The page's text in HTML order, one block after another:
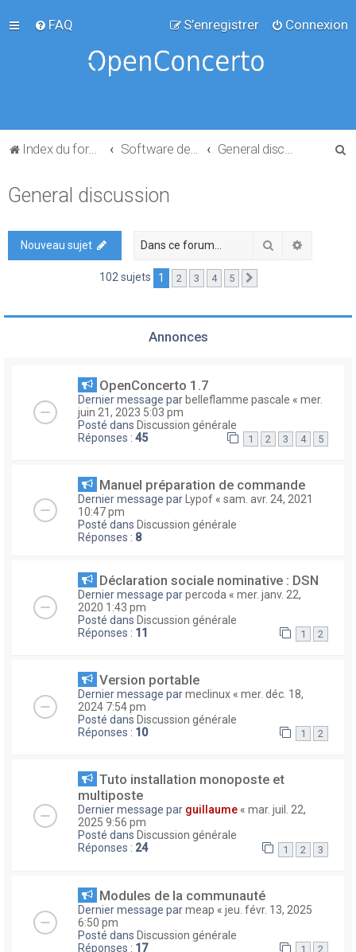
FAQ Connexion
S’enregistrer
Index du forum
General discussion
Nouveau sujet Rechercher
102 sujets 1 2 3 4 5
Annonces
OpenConcerto 1.7
Dernier message par belleflamme pascale « mer.
juin 21, 2023 5:03 pm
Posté dans Discussion générale
Réponses : 45 1 2 3 4 5
Manuel préparation de commande
Dernier message par Lypof « sam. avr. 24, 2021
10:47 pm
Posté dans Discussion générale
Réponses : 8
Déclaration sociale nominative : DSN
Dernier message parpercoda « mer. janv. 22,
2020 1:43 pm
Posté dans Discussion générale
Réponses : 11 1 2
Version portable
Dernier message parmeclinux « mer. déc. 18,
2024 7:54 pm
Posté dans Discussion générale
Réponses : 10 1 2
Tuto installation monoposte et
multiposte
Dernier message par guillaume « mar. juil. 22,
2025 9:56 pm
Posté dans Discussion générale
Réponses : 24 1 2 3
Modules de la communauté
Dernier message parmeap « jeu. févr. 13, 2025
6:50 pm
Posté dans Discussion générale
Réponses : 17 1 2